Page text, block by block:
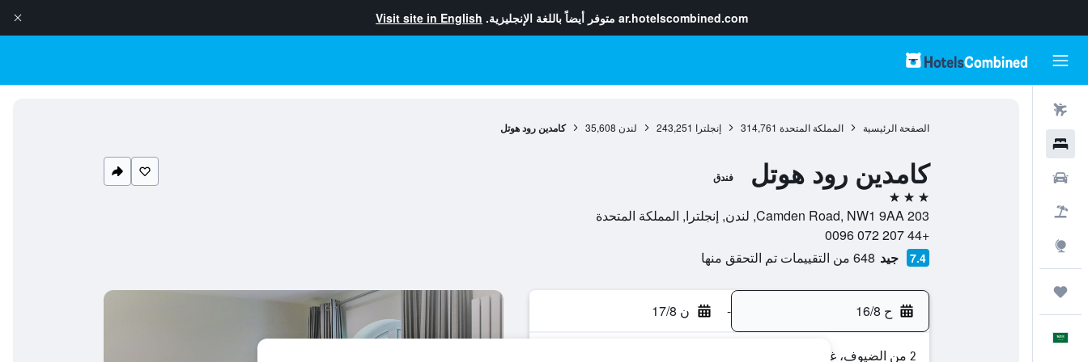
ar.hotelscombined.com متوفر أيضاً باللغة الإنجليزية. Visit site in English
الصفحة الرئيسية المملكة المتحدة 314,761 إنجلترا 243,251 لندن 35,608 كامدين رود هوتل
كامدين رود هوتل فندق
3 نجوم
203 Camden Road, NW1 9AA, لندن, إنجلترا, المملكة المتحدة
+44 207 072 0096
7.4 جيد 648 من التقييمات تم التحقق منها
ح 16/8 - ن 17/8
2 من الضيوف، غرفة واحدة